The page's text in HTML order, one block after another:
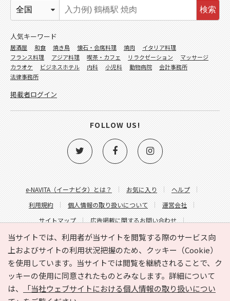
当サイトでは、利用者が当サイトを閲覧する際のサービス向
上およびサイトの利用状況把握のため、クッキー（Cookie）
を使用しています。当サイトでは閲覧を継続されることで、ク
ッキーの使用に同意されたものとみなします。詳細について
は、
「当社ウェブサイトにおける個人情報の取り扱いについ
e-NAVITA（イーナビタ）とは？ お気に入り
ヘルプ
利用規約
個人情報の取り扱いについて
運営会社
サイトマップ
広告掲載に関するお問い合わせ
サイトの内容に関するお問い合わせ
検索
人気キーワード
居酒屋 和食 焼き鳥 懐石・会席料理 焼肉
イタリア料理
フランス料理
アジア料理 喫茶・カフェ リラクゼーション
マッサージ
カラオケ
ビジネスホテル 内科 小児科 動物病院
会計事務所
法律事務所
掲載者ログイン
FOLLOW US!